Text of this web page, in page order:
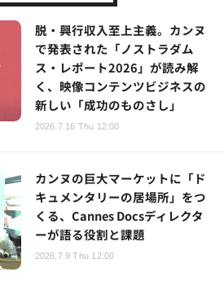
脱・興行収入至上主義。カンヌ
で発表された「ノストラダム
ス・レポート2026」が読み解
く、映像コンテンツビジネスの
新しい「成功のものさし」
2026.7.16 Thu 12:00
カンヌの巨大マーケットに「ド
キュメンタリーの居場所」をつ
くる、Cannes Docsディレクタ
ーが語る役割と課題
2026.7.9 Thu 12:00